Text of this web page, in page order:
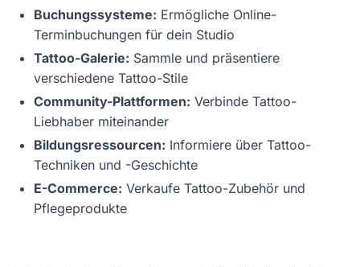
Buchungssysteme: Ermögliche Online-
Terminbuchungen für dein Studio
Tattoo-Galerie: Sammle und präsentiere
verschiedene Tattoo-Stile
Community-Plattformen: Verbinde Tattoo-
Liebhaber miteinander
Bildungsressourcen: Informiere über Tattoo-
Techniken und -Geschichte
E-Commerce: Verkaufe Tattoo-Zubehör und
Pflegeprodukte